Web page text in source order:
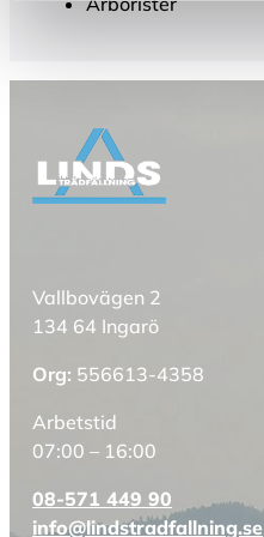
Vallbovägen 2
134 64 Ingarö
Org: 556613-4358
Arbetstid
07:00 – 16:00
08-571 449 90
info@lindstradfallning.se